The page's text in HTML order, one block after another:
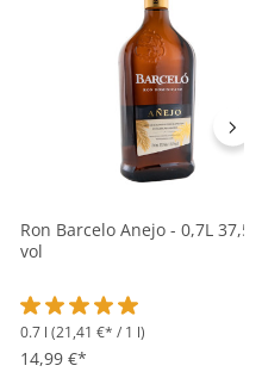
4.7 von 5 Sternen
Ron Barcelo Anejo - 0,7L
vol
Durchschnittliche
0.7 l (21,41 €* / 1 l)
14,99 €*